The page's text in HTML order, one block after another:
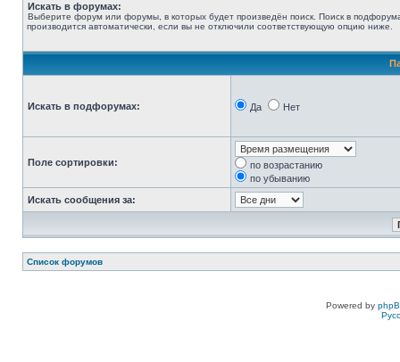
Искать в форумах:
Выберите форум или форумы, в которых будет произведён поиск. Поиск в
производится автоматически, если вы не отключили соответствующую опцию ниже.
Искать в подфорумах: Да Нет
Поле сортировки:
по возрастанию
по убыванию
Искать сообщения за:
Список форумов
Powered by